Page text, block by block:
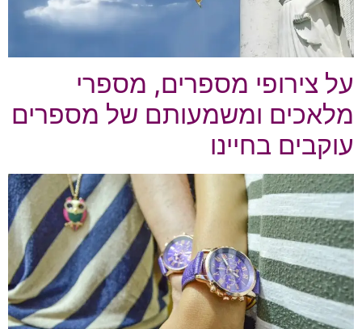
על צירופי מספרים, מספרי
מלאכים ומשמעותם של מספרים
עוקבים בחיינו